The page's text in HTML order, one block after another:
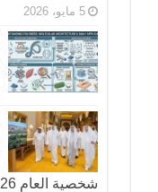
5 مايو، 2026
شخصية العام 2026